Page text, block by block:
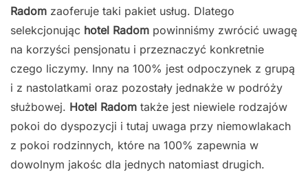
Radom zaoferuje taki pakiet usług. Dlatego
selekcjonując hotel Radom powinniśmy zwrócić uwagę
na korzyści pensjonatu i przeznaczyć konkretnie
czego liczymy. Inny na 100% jest odpoczynek z grupą
i z nastolatkami oraz pozostały jednakże w podróży
służbowej. Hotel Radom także jest niewiele rodzajów
pokoi do dyspozycji i tutaj uwaga przy niemowlakach
z pokoi rodzinnych, które na 100% zapewnia w
dowolnym jakośc dla jednych natomiast drugich.